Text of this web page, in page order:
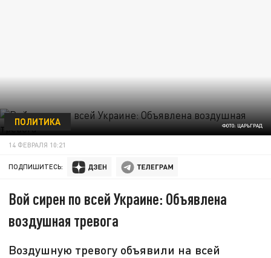
ФОТО: ЦАРЬГРАД
ПОЛИТИКА
14 ФЕВРАЛЯ 10:21
ПОДПИШИТЕСЬ:
Вой сирен по всей Украине: Объявлена
воздушная тревога
Воздушную тревогу объявили на всей